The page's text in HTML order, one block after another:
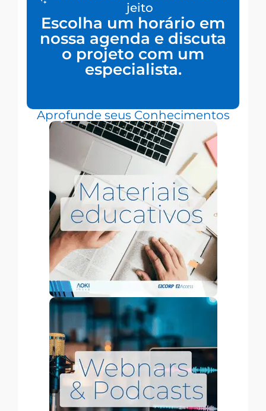
jeito
Escolha um horário em
nossa agenda e discuta
o projeto com um
especialista.
Aprofunde seus Conhecimentos